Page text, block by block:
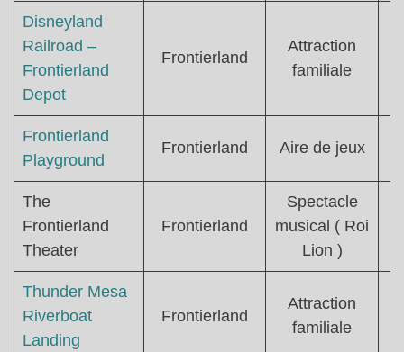
Disneyland
Railroad –
Frontierland
Depot
Frontierland
Attraction
familiale
Frontierland
Playground
Frontierland Aire de jeux
The
Frontierland
Theater
Frontierland
Spectacle
musical ( Roi
Lion )
Thunder Mesa
Riverboat
Landing
Frontierland
Attraction
familiale